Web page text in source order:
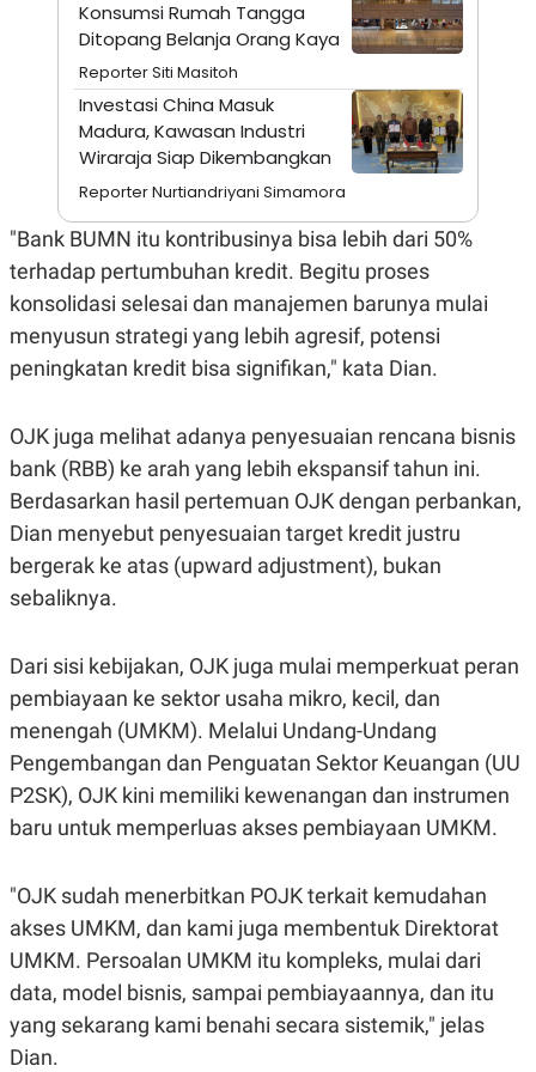
N
L
S
A
R
I
KANAL
P
U
S
A
T
D
I
A
G
S
O
N
A
N
T
V
I
P
S
U
S
JARINGAN
O
T
A
N
A
P
R
S
S
R
E
Konsumsi Rumah Tangga
Ditopang Belanja Orang Kaya
Reporter Siti Masitoh
Investasi China Masuk
Madura, Kawasan Industri
Wiraraja Siap Dikembangkan
Reporter Nurtiandriyani Simamora
"Bank BUMN itu kontribusinya bisa lebih dari 50%
terhadap pertumbuhan kredit. Begitu proses
konsolidasi selesai dan manajemen barunya mulai
menyusun strategi yang lebih agresif, potensi
peningkatan kredit bisa signifikan," kata Dian.
OJK juga melihat adanya penyesuaian rencana bisnis
bank (RBB) ke arah yang lebih ekspansif tahun ini.
Berdasarkan hasil pertemuan OJK dengan perbankan,
Dian menyebut penyesuaian target kredit justru
bergerak ke atas (upward adjustment), bukan
sebaliknya.
Dari sisi kebijakan, OJK juga mulai memperkuat peran
pembiayaan ke sektor usaha mikro, kecil, dan
menengah (UMKM). Melalui Undang-Undang
Pengembangan dan Penguatan Sektor Keuangan (UU
P2SK), OJK kini memiliki kewenangan dan instrumen
baru untuk memperluas akses pembiayaan UMKM.
"OJK sudah menerbitkan POJK terkait kemudahan
akses UMKM, dan kami juga membentuk Direktorat
UMKM. Persoalan UMKM itu kompleks, mulai dari
data, model bisnis, sampai pembiayaannya, dan itu
yang sekarang kami benahi secara sistemik," jelas
Dian.